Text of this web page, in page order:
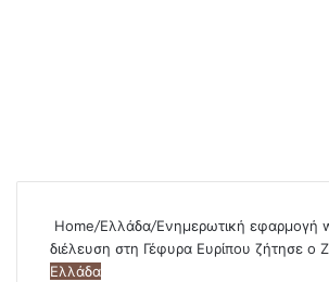
Home/Ελλάδα/Ενημερωτική εφαρμογή
διέλευση στη Γέφυρα Ευρίπου ζήτησε ο
Ελλάδα